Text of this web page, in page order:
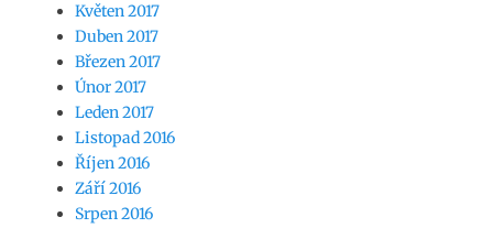
Květen 2017
Duben 2017
Březen 2017
Únor 2017
Leden 2017
Listopad 2016
Říjen 2016
Září 2016
Srpen 2016